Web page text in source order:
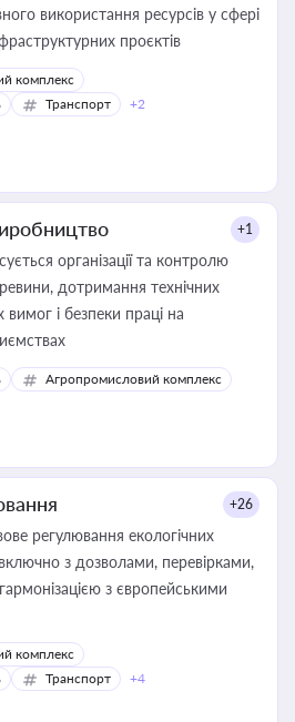
використання ресурсів у сфері
проєктів
комплекс
Транспорт +2
+1
організації та контролю
дотримання технічних
вимог і безпеки праці на
Агропромисловий комплекс
+26
регулювання екологічних
з дозволами, перевірками,
з європейськими
комплекс
Транспорт +4